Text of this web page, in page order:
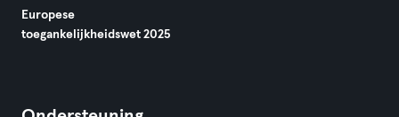
Europese
toegankelijkheidswet 2025